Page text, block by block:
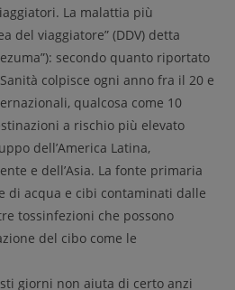
La malattia più
del viaggiatore” (DDV) detta
secondo quanto riportato
colpisce ogni anno fra il 20 e
qualcosa come 10
a rischio più elevato
dell’America Latina,
e dell’Asia. La fonte primaria
di acqua e cibi contaminati dalle
tossinfezioni che possono
del cibo come le
giorni non aiuta di certo anzi